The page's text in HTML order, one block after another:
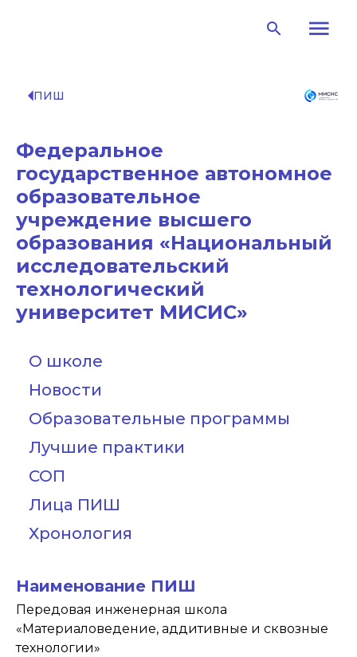
search menu
arrow_left
ПИШ
Федеральное
государственное автономное
образовательное
учреждение высшего
образования «Национальный
исследовательский
технологический
университет МИСИС»
О школе
Новости
Образовательные программы
Лучшие практики
СОП
Лица ПИШ
Хронология
Наименование ПИШ
Передовая инженерная школа
«Материаловедение, аддитивные и сквозные
технологии»